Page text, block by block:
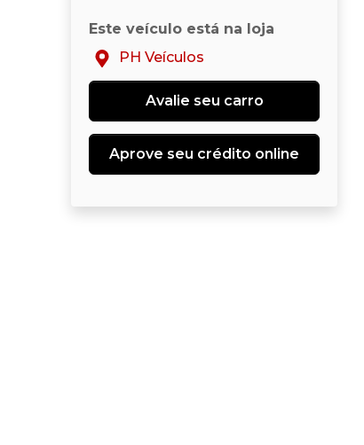
Este veículo está na loja
PH Veículos
Avalie seu carro
Aprove seu crédito online